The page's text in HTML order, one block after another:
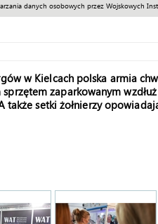
danych osobowych przez Wojskowych
w Kielcach polska armia
zaparkowanym
także setki żołnierzy